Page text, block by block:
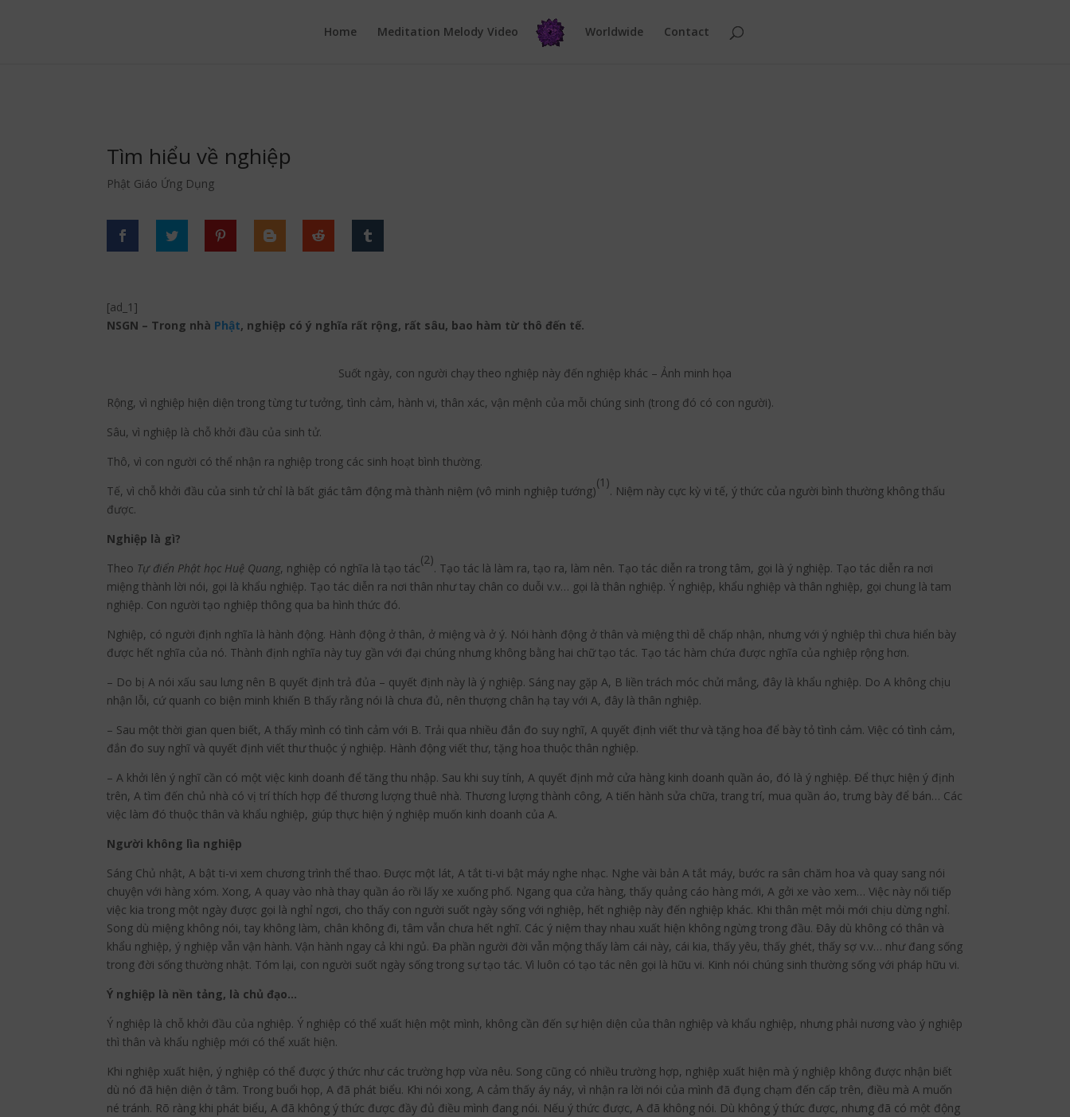
Home
Meditation Melody Video Worldwide Contact
Tìm hiểu về nghiệp
Phật Giáo Ứng Dụng
[ad_1]
NSGN – Trong nhà Phật, nghiệp có ý nghĩa rất rộng, rất sâu, bao hàm từ thô đến tế.
Suốt ngày, con người chạy theo nghiệp này đến nghiệp khác – Ảnh minh họa
Rộng, vì nghiệp hiện diện trong từng tư tưởng, tình cảm, hành vi, thân xác, vận mệnh của mỗi chúng sinh (trong đó có con người).
Sâu, vì nghiệp là chỗ khởi đầu của sinh tử.
Thô, vì con người có thể nhận ra nghiệp trong các sinh hoạt bình thường.
Tế, vì chỗ khởi đầu của sinh tử chỉ là bất giác tâm động mà thành niệm (vô minh nghiệp tướng)
(1)
. Niệm này cực kỳ vi tế, ý thức của người bình thường không thấu
được.
Nghiệp là gì?
Theo Tự điển Phật học Huệ Quang, nghiệp có nghĩa là tạo tác
(2)
. Tạo tác là làm ra, tạo ra, làm nên. Tạo tác diễn ra trong tâm, gọi là ý nghiệp. Tạo tác diễn ra nơi
miệng thành lời nói, gọi là khẩu nghiệp. Tạo tác diễn ra nơi thân như tay chân co duỗi v.v… gọi là thân nghiệp. Ý nghiệp, khẩu nghiệp và thân nghiệp, gọi chung là tam
nghiệp. Con người tạo nghiệp thông qua ba hình thức đó.
Nghiệp, có người định nghĩa là hành động. Hành động ở thân, ở miệng và ở ý. Nói hành động ở thân và miệng thì dễ chấp nhận, nhưng với ý nghiệp thì chưa hiển bày
được hết nghĩa của nó. Thành định nghĩa này tuy gần với đại chúng nhưng không bằng hai chữ tạo tác. Tạo tác hàm chứa được nghĩa của nghiệp rộng hơn.
– Do bị A nói xấu sau lưng nên B quyết định trả đủa – quyết định này là ý nghiệp. Sáng nay gặp A, B liền trách móc chửi mắng, đây là khẩu nghiệp. Do A không chịu
nhận lỗi, cứ quanh co biện minh khiến B thấy rằng nói là chưa đủ, nên thượng chân hạ tay với A, đây là thân nghiệp.
– Sau một thời gian quen biết, A thấy mình có tình cảm với B. Trải qua nhiều đắn đo suy nghĩ, A quyết định viết thư và tặng hoa để bày tỏ tình cảm. Việc có tình cảm,
đắn đo suy nghĩ và quyết định viết thư thuộc ý nghiệp. Hành động viết thư, tặng hoa thuộc thân nghiệp.
– A khởi lên ý nghĩ cần có một việc kinh doanh để tăng thu nhập. Sau khi suy tính, A quyết định mở cửa hàng kinh doanh quần áo, đó là ý nghiệp. Để thực hiện ý định
trên, A tìm đến chủ nhà có vị trí thích hợp để thương lượng thuê nhà. Thương lượng thành công, A tiến hành sửa chữa, trang trí, mua quần áo, trưng bày để bán… Các
việc làm đó thuộc thân và khẩu nghiệp, giúp thực hiện ý nghiệp muốn kinh doanh của A.
Người không lìa nghiệp
Sáng Chủ nhật, A bật ti-vi xem chương trình thể thao. Được một lát, A tắt ti-vi bật máy nghe nhạc. Nghe vài bản A tắt máy, bước ra sân chăm hoa và quay sang nói
chuyện với hàng xóm. Xong, A quay vào nhà thay quần áo rồi lấy xe xuống phố. Ngang qua cửa hàng, thấy quảng cáo hàng mới, A gởi xe vào xem… Việc này nối tiếp
việc kia trong một ngày được gọi là nghỉ ngơi, cho thấy con người suốt ngày sống với nghiệp, hết nghiệp này đến nghiệp khác. Khi thân mệt mỏi mới chịu dừng nghỉ.
Song dù miệng không nói, tay không làm, chân không đi, tâm vẫn chưa hết nghĩ. Các ý niệm thay nhau xuất hiện không ngừng trong đầu. Đây dù không có thân và
khẩu nghiệp, ý nghiệp vẫn vận hành. Vận hành ngay cả khi ngủ. Đa phần người đời vẫn mộng thấy làm cái này, cái kia, thấy yêu, thấy ghét, thấy sợ v.v… như đang sống
trong đời sống thường nhật. Tóm lại, con người suốt ngày sống trong sự tạo tác. Vì luôn có tạo tác nên gọi là hữu vi. Kinh nói chúng sinh thường sống với pháp hữu vi.
Ý nghiệp là nền tảng, là chủ đạo…
Ý nghiệp là chỗ khởi đầu của nghiệp. Ý nghiệp có thể xuất hiện một mình, không cần đến sự hiện diện của thân nghiệp và khẩu nghiệp, nhưng phải nương vào ý nghiệp
thì thân và khẩu nghiệp mới có thể xuất hiện.
Khi nghiệp xuất hiện, ý nghiệp có thể được ý thức như các trường hợp vừa nêu. Song cũng có nhiều trường hợp, nghiệp xuất hiện mà ý nghiệp không được nhận biết
dù nó đã hiện diện ở tâm. Trong buổi họp, A đã phát biểu. Khi nói xong, A cảm thấy áy náy, vì nhận ra lời nói của mình đã đụng chạm đến cấp trên, điều mà A muốn
né tránh. Rõ ràng khi phát biểu, A đã không ý thức được đầy đủ điều mình đang nói. Nếu ý thức được, A đã không nói. Dù không ý thức được, nhưng đã có một động